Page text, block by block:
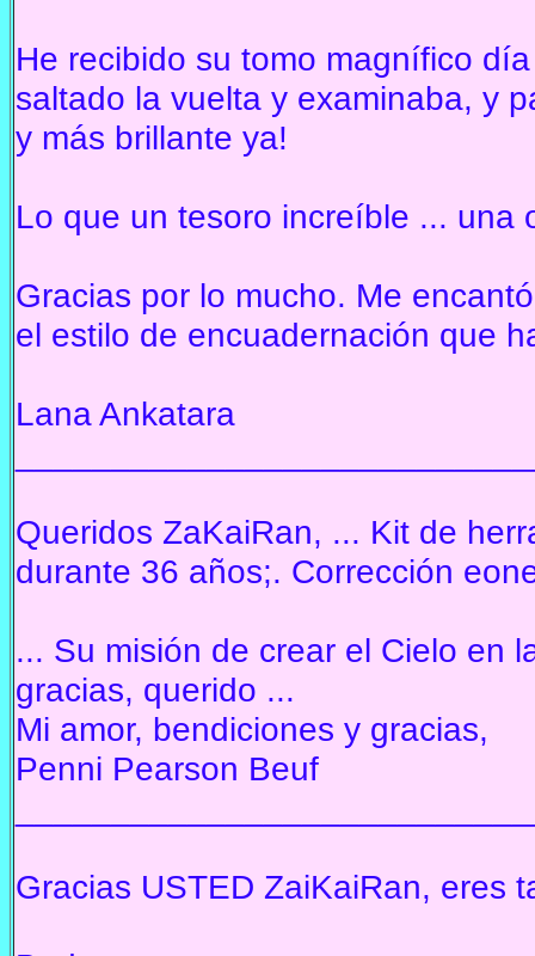
He recibido su tomo magnífico
saltado la vuelta y examinaba, y
y más brillante ya!
Lo que un tesoro increíble ... una
Gracias por lo mucho. Me
el estilo de encuadernación que
Lana Ankatara
Queridos ZaKaiRan, ... Kit de
durante 36 años;. Corrección
... Su misión de crear el Cielo en
gracias, querido ...
Mi amor, bendiciones y gracias,
Penni Pearson Beuf
Gracias USTED ZaiKaiRan, eres